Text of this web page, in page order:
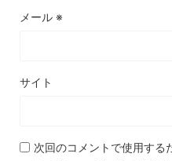
メール ※
サイト
次回のコメントで使用する